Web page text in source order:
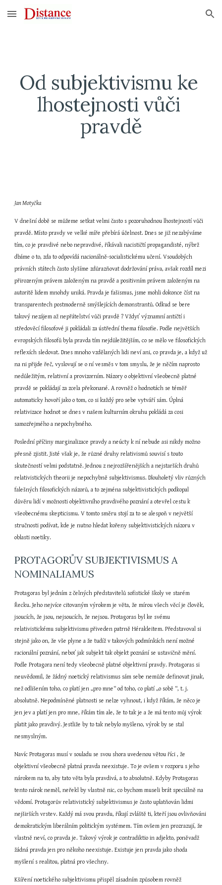
Skip to main content Skip to navigation
Od subjektivismu ke
lhostejnosti vůči
pravdě
Jan Motyčka
V dnešní době se můžeme setkat velmi často s pozoruhodnou lhostejností vůči
pravdě. Místo pravdy ve velké míře přebírá účelnost. Dnes se již nezabýváme
tím, co je pravdivé nebo nepravdivé, říkávali nacističtí propagandisté, nýbrž
dbáme o to, zda to odpovídá nacionálně-socialistickému učení. Vsoudobých
právních státech často slyšíme zdůrazňovat dodržování práva, avšak rozdíl mezi
přirozeným právem založeným na pravdě a positivním právem založeným na
autoritě lidem mnohdy uniká. Pravda je fašismus, jsme mohli dokonce číst na
transparentech postmoderně smýšlejících demonstrantů. Odkud se bere
takový nezájem až nepřátelství vůči pravdě ? Vždyť významní antičtí i
středověcí filosofové ji pokládali za ústřední thema filosofie. Podle největších
evropských filosofů byla pravda tím nejdůležitějším, co se mělo ve filosofických
reflexích sledovat. Dnes mnoho vzdělaných lidi neví ani, co pravda je, a když už
na ni přijde řeč, vyslovují se o ní vesměs v tom smyslu, že je něčím naprosto
nedůležitým, relativní a provizorním. Názory o objektivní všeobecně platné
pravdě se pokládají za zcela překonané. A rovněž o hodnotách se téměř
automaticky hovoří jako o tom, co si každý pro sebe vytváří sám. Úplná
relativizace hodnot se dnes v našem kulturním okruhu pokládá za cosi
samozřejmého a nepochybného.
Poslední příčiny marginalizace pravdy a neúcty k ní nebude asi nikdy možno
přesně zjistit. Jisté však je, že různé druhy relativismů souvisí s touto
skutečností velmi podstatně. Jednou z nejrozšířenějších a nejstarších druhů
relativistických theorii je nepochybně subjektivismus. Dlouholetý vliv různých
falešných filosofických názorů, a to zejména subjektivistických podkopal
důvěru lidí v možnosti objektivního pravdivého poznání a otevřel cestu k
všeobecnému skepticismu. V tomto směru stojí za to se alespoň v největší
stručnosti podívat, kde je nutno hledat kořeny subjektivistických názoru v
oblasti noetiky.
PROTAGORŮV SUBJEKTIVISMUS A
NOMINALIAMUS
Protagoras byl jedním z čelných představitelů sofistické školy ve starém
Řecku. Jeho nejvíce citovaným výrokem je věta, že mírou všech věcí je člověk,
jsoucích, že jsou, nejsoucích, že nejsou. Protagoras byl ke svému
relativistickému subjektivismu přiveden patrně Hérakleitem. Představoval si
stejně jako on, že vše plyne a že tudíž v takových podmínkách není možné
racionální poznání, neboť jak subjekt tak objekt poznání se ustavičně mění.
Podle Protagora není tedy všeobecně platné objektivní pravdy. Protagoras si
neuvědomil, že žádný noetický relativismus sám sebe nemůže definovat jinak,
než odlišením toho, co platí jen „pro mne“ od toho, co platí „o sobě “, t. j.
absolutně. Nepodmíněné platnosti se nelze vyhnout, i když říkám, že něco je
jen jev a platí jen pro mne, říkám tím ale, že to tak je a že má tento můj výrok
platit jako pravdivý. Jestliže by to tak nebylo myšleno, výrok by se stal
nesmyslným.
Navíc Protagoras musí v souladu se svou shora uvedenou větou říci , že
objektivní všeobecně platná pravda neexistuje. To je ovšem v rozporu s jeho
nárokem na to, aby tato věta byla pravdivá, a to absolutně. Kdyby Protagoras
tento nárok neměl, neřekl by vlastně nic, co bychom museli brát speciálně na
vědomí. Protagorův relativistický subjektivismus je často uplatňován lidmi
nejširších vrstev. Každý má svou pravdu, říkají zvláště ti, kteří jsou ovlivňováni
demokratickým liberálním politickým systémem. Tím ovšem jen prozrazují, že
vlastně neví, co pravda je. Takový výrok je contradiktio in adjekto, poněvadž
žádná pravda jen pro někoho neexistuje. Existuje jen pravda jako shoda
myšlení s realitou, platná pro všechny.
Kšíření noetického subjektivismu přispěl zásadním způsobem rovněž